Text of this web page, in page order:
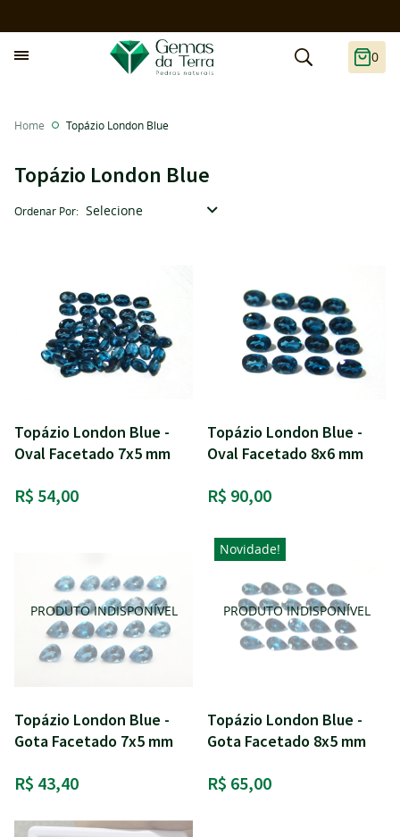
0
Topázio London Blue
Home Topázio London Blue
Ordenar Por Selecione
Topázio London Blue -
Oval Facetado 7x5 mm
R$ 54,00
Topázio London Blue -
Oval Facetado 8x6 mm
R$ 90,00
Topázio London Blue -
Gota Facetado 7x5 mm
R$ 43,40
Novidade!
Topázio London Blue -
Gota Facetado 8x5 mm
R$ 65,00